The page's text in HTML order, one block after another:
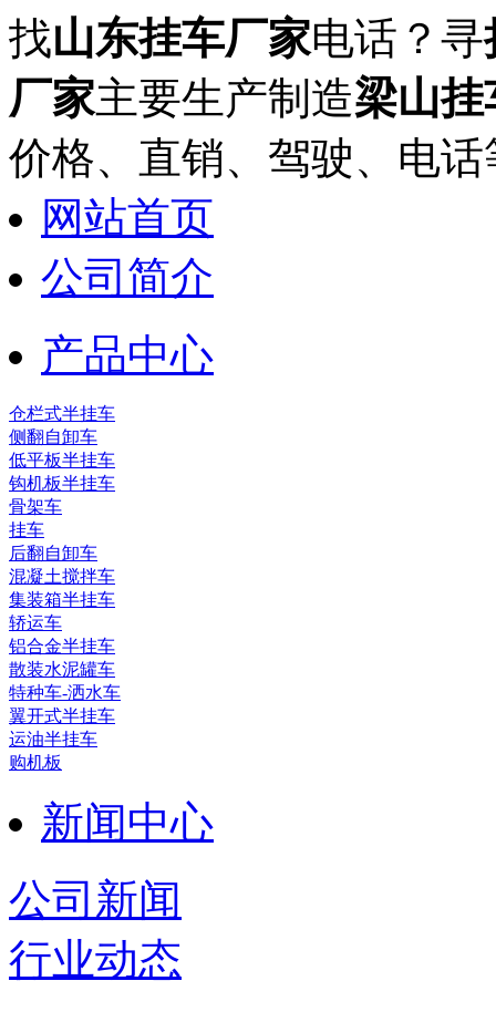
找山东挂车厂家电话？寻
厂家主要生产制造梁山挂
价格、直销、驾驶、电
网站首页
公司简介
产品中心
仓栏式半挂车
侧翻自卸车
低平板半挂车
钩机板半挂车
骨架车
挂车
后翻自卸车
混凝土搅拌车
集装箱半挂车
轿运车
铝合金半挂车
散装水泥罐车
特种车-洒水车
翼开式半挂车
运油半挂车
购机板
新闻中心
公司新闻
行业动态